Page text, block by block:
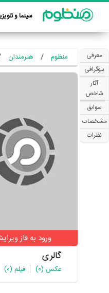
سینما و
معرفی
بیوگرافی
آثار
شاخص
سوابق
مشخصات
نظرات
منظوم هنرمندان
ورود به فاز
گالری
عکس (0) فیلم (0)